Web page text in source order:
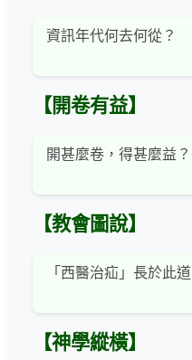
資訊年代何去何從？
【開卷有益】
開甚麼卷，得甚麼益？
【教會圖說】
「西醫治疝」長於此道
【神學縱橫】